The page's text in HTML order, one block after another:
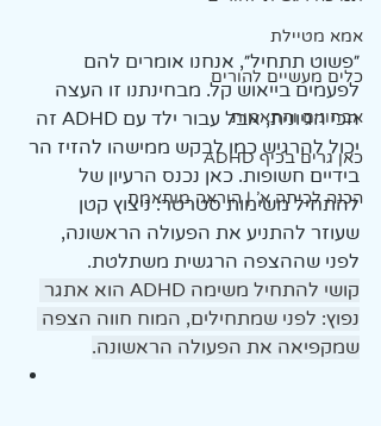
אמא מטיילת
כלים מעשיים להורים
אבחונים והתאמות
כאן גרים בכיף ADHD
הכנה לכיתה א' | הוראה מותאמת
״פשוט תתחיל״, אנחנו אומרים להם
לפעמים בייאוש קל. מבחינתנו זו העצה
הכי הגיונית, אבל עבור ילד עם ADHD זה
יכול להרגיש כמו לבקש ממישהו להזיז הר
בידיים חשופות. כאן נכנס הרעיון של
להתחיל משימות סטרטר: ניצוץ קטן
שעוזר להתניע את הפעולה הראשונה,
לפני שההצפה הרגשית משתלטת.
קושי להתחיל משימה ADHD הוא אתגר
נפוץ: לפני שמתחילים, המוח חווה הצפה
שמקפיאה את הפעולה הראשונה.